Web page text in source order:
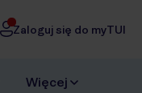
Zaloguj się do myTUI
Więcej